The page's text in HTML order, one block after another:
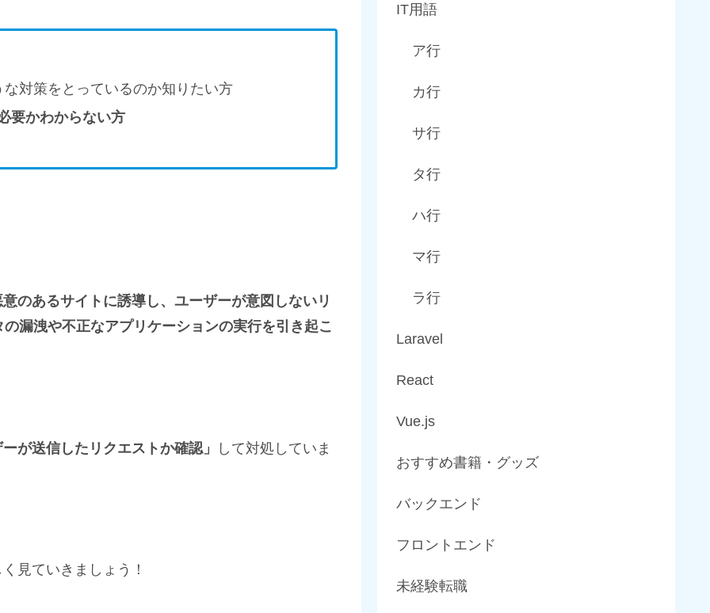
対策をとっているのか知りたい方
要かわからない方
のあるサイトに誘導し、ユーザーが意図しないリ
漏洩や不正なアプリケーションの実行を引き起こ
が送信したリクエストか確認」 して対処していま
見ていきましょう！
IT用語
ア行
カ行
サ行
タ行
ハ行
マ行
ラ行
Laravel
React
Vue.js
おすすめ書籍・グッズ
バックエンド
フロントエンド
未経験転職